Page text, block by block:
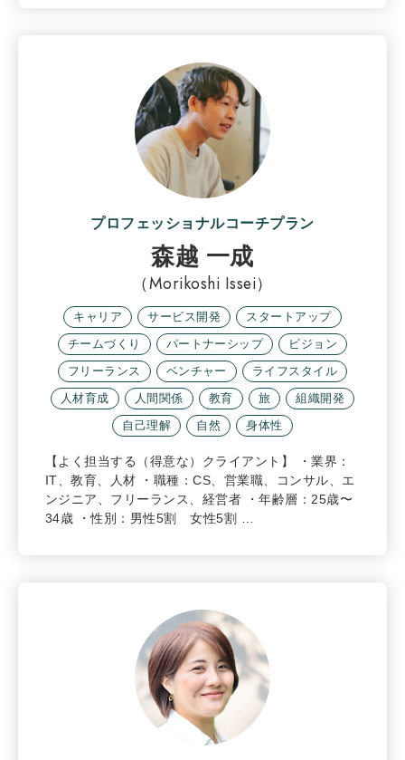
プロフェッショナルコーチプラン
森越 一成
（Morikoshi Issei）
キャリア サービス開発
スタートアップ
チームづくり
パートナーシップ
ビジョン
フリーランス
ベンチャー
ライフスタイル
人材育成
人間関係 教育 旅
組織開発
自己理解
自然 身体性
【よく担当する（得意な）クライアント】 ・業界：
IT、教育、人材 ・職種：CS、営業職、コンサル、エ
ンジニア、フリーランス、経営者 ・年齢層：25歳〜
34歳 ・性別：男性5割 女性5割 …